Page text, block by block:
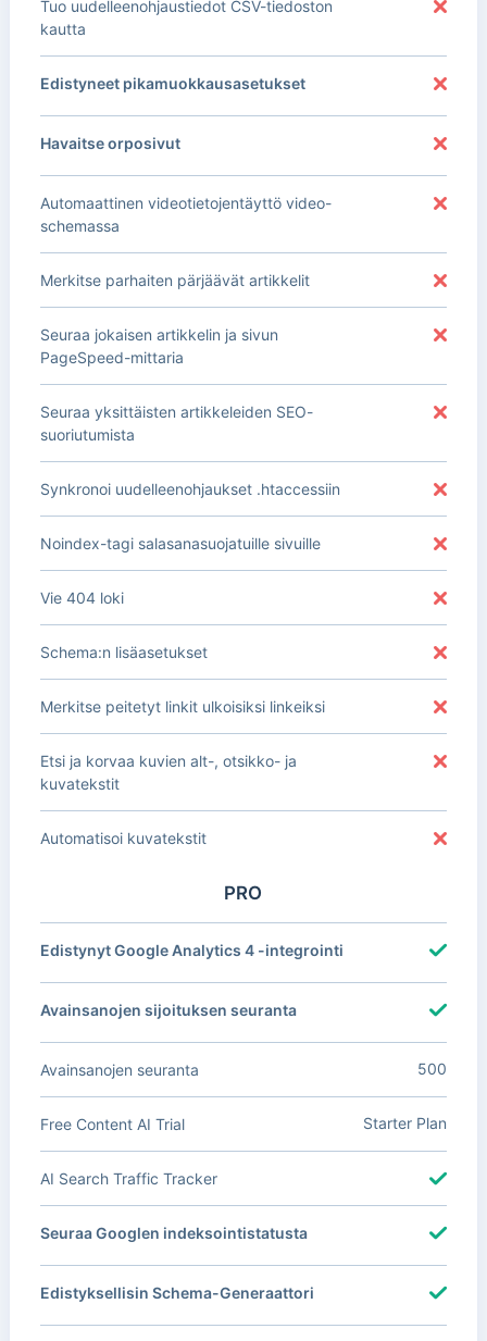
Tuo uudelleenohjaustiedot CSV-tiedoston
kautta
Edistyneet pikamuokkausasetukset
Havaitse orposivut
Automaattinen videotietojentäyttö video-
schemassa
Merkitse parhaiten pärjäävät artikkelit
Seuraa jokaisen artikkelin ja sivun
PageSpeed-mittaria
Seuraa yksittäisten artikkeleiden SEO-
suoriutumista
Synkronoi uudelleenohjaukset .htaccessiin
Noindex-tagi salasanasuojatuille sivuille
Vie 404 loki
Schema:n lisäasetukset
Merkitse peitetyt linkit ulkoisiksi linkeiksi
Etsi ja korvaa kuvien alt-, otsikko- ja
kuvatekstit
Automatisoi kuvatekstit
PRO
Edistynyt Google Analytics 4 -integrointi
Avainsanojen sijoituksen seuranta
Avainsanojen seuranta 500
Free Content AI Trial Starter Plan
AI Search Traffic Tracker
Seuraa Googlen indeksointistatusta
Edistyksellisin Schema-Generaattori